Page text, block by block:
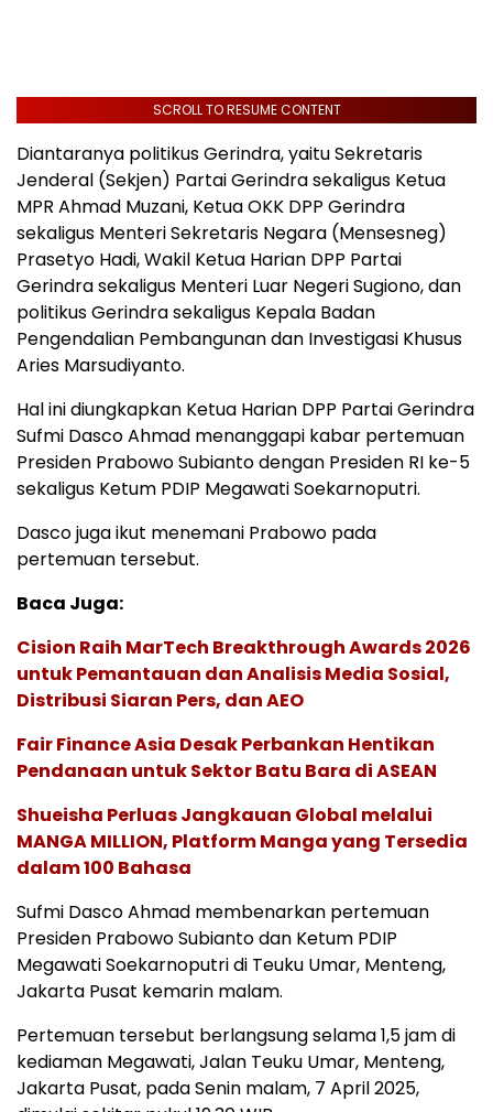
SCROLL TO RESUME CONTENT
Diantaranya politikus Gerindra, yaitu Sekretaris
Jenderal (Sekjen) Partai Gerindra sekaligus Ketua
MPR Ahmad Muzani, Ketua OKK DPP Gerindra
sekaligus Menteri Sekretaris Negara (Mensesneg)
Prasetyo Hadi, Wakil Ketua Harian DPP Partai
Gerindra sekaligus Menteri Luar Negeri Sugiono, dan
politikus Gerindra sekaligus Kepala Badan
Pengendalian Pembangunan dan Investigasi Khusus
Aries Marsudiyanto.
Hal ini diungkapkan Ketua Harian DPP Partai Gerindra
Sufmi Dasco Ahmad menanggapi kabar pertemuan
Presiden Prabowo Subianto dengan Presiden RI ke-5
sekaligus Ketum PDIP Megawati Soekarnoputri.
Dasco juga ikut menemani Prabowo pada
pertemuan tersebut.
Baca Juga:
Cision Raih MarTech Breakthrough Awards 2026
untuk Pemantauan dan Analisis Media Sosial,
Distribusi Siaran Pers, dan AEO
Fair Finance Asia Desak Perbankan Hentikan
Pendanaan untuk Sektor Batu Bara di ASEAN
Shueisha Perluas Jangkauan Global melalui
MANGA MILLION, Platform Manga yang Tersedia
dalam 100 Bahasa
Sufmi Dasco Ahmad membenarkan pertemuan
Presiden Prabowo Subianto dan Ketum PDIP
Megawati Soekarnoputri di Teuku Umar, Menteng,
Jakarta Pusat kemarin malam.
Pertemuan tersebut berlangsung selama 1,5 jam di
kediaman Megawati, Jalan Teuku Umar, Menteng,
Jakarta Pusat, pada Senin malam, 7 April 2025,